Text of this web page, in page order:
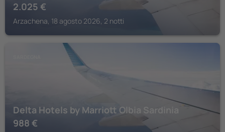
2.025 €
Arzachena, 18 agosto 2026, 2 notti
Delta Hotels by Marriott Olbia Sardinia
988 €